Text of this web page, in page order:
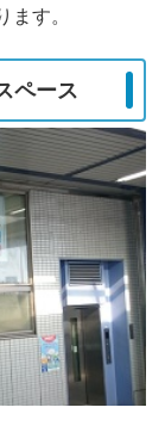
す。
ペース